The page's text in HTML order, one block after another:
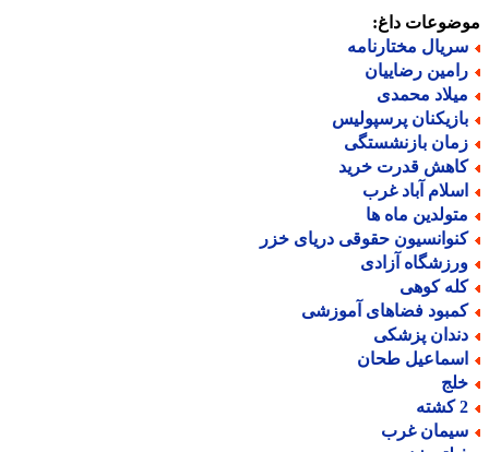
داغ:
مختارنامه
رضاییان
محمدی
پرسپولیس
بازنشستگی
قدرت خرید
آباد غرب
ماه ها
حقوقی دریای خزر
آزادی
کوهی
فضاهای آموزشی
پزشکی
طحان
غرب